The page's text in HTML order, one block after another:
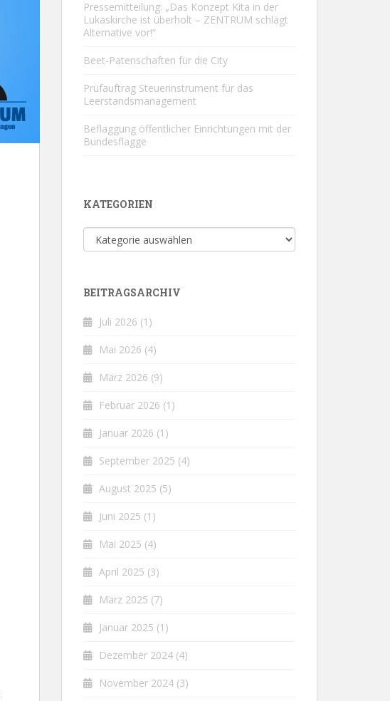
Pressemitteilung: „Das Konzept Kita in der
Lukaskirche ist überholt – ZENTRUM schlägt
Alternative vor!“
Beet-Patenschaften für die City
Prüfauftrag Steuerinstrument für das
Leerstandsmanagement
Beflaggung öffentlicher Einrichtungen mit der
Bundesflagge
KATEGORIEN
Kategorien
BEITRAGSARCHIV
Juli 2026 (1)
Mai 2026 (4)
März 2026 (9)
Februar 2026 (1)
Januar 2026 (1)
September 2025 (4)
August 2025 (5)
Juni 2025 (1)
Mai 2025 (4)
April 2025 (3)
März 2025 (7)
Januar 2025 (1)
Dezember 2024 (4)
November 2024 (3)